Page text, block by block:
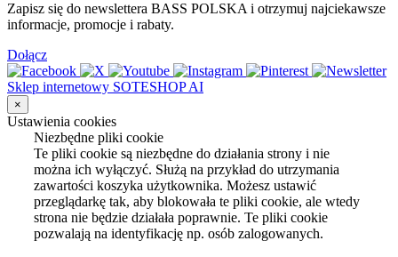
Zapisz się do newslettera BASS POLSKA i otrzymuj najciekawsze
informacje, promocje i rabaty.
Dołącz
Sklep internetowy SOTESHOP AI
×
Ustawienia cookies
Niezbędne pliki cookie
Te pliki cookie są niezbędne do działania strony i nie
można ich wyłączyć. Służą na przykład do utrzymania
zawartości koszyka użytkownika. Możesz ustawić
przeglądarkę tak, aby blokowała te pliki cookie, ale wtedy
strona nie będzie działała poprawnie. Te pliki cookie
pozwalają na identyfikację np. osób zalogowanych.